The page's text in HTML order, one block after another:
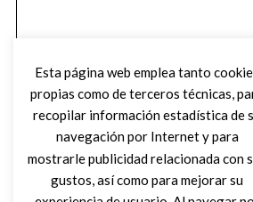
Esta página web emplea tanto
propias como de terceros técnicas,
recopilar información estadística de
navegación por Internet y para
mostrarle publicidad relacionada con
gustos, así como para mejorar su